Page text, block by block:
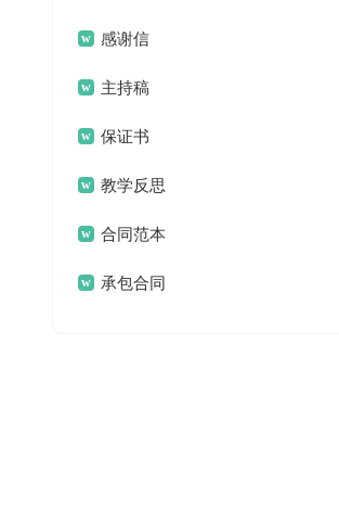
信 感谢信
主持稿
保证书
教学反思
合同范本
承包合同